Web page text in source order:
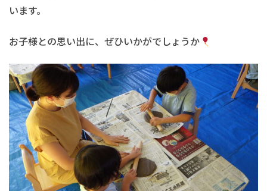
います。
お子様との思い出に、ぜひいかがでしょうか